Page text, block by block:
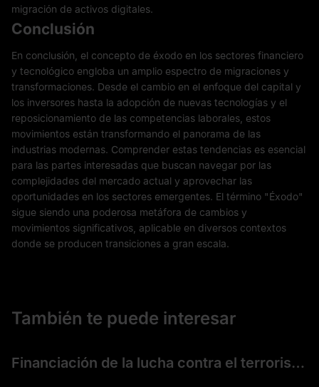
migración de activos digitales.
Conclusión
En conclusión, el concepto de éxodo en los sectores financiero
y tecnológico engloba un amplio espectro de migraciones y
transformaciones. Desde el cambio en el enfoque del capital y
los inversores hasta la adopción de nuevas tecnologías y el
reposicionamiento de las competencias laborales, estos
movimientos están transformando el panorama de las
industrias modernas. Comprender estas tendencias es esencial
para las partes interesadas que buscan navegar por las
complejidades del mercado actual y aprovechar las
oportunidades en los sectores emergentes. El término "Éxodo"
sigue siendo una poderosa metáfora de cambios y
movimientos significativos, aplicable en diversos contextos
donde se producen transiciones a gran escala.
También te puede interesar
Financiación de la lucha contra el terrorismo (FCT)